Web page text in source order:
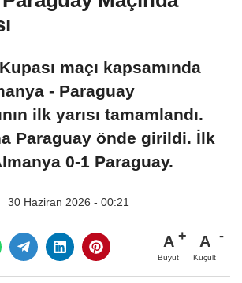
maçı kapsamında
- Paraguay
ilk yarısı tamamlandı.
Paraguay önde girildi. İlk
0-1 Paraguay.
30 Haziran 2026 - 00:21
A
Büyüt
A
Küçült